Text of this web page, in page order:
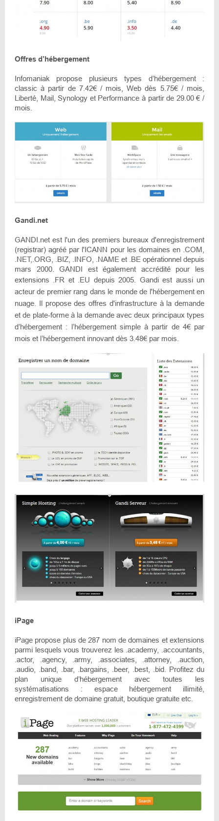
Offres d’hébergement
Infomaniak propose plusieurs types d’hébergement :
classic à partir de 7.42€ / mois, Web dès 5.75€ / mois,
Liberté, Mail, Synology et Performance à partir de 29.00 € /
mois.
Gandi.net
GANDI.net est l'un des premiers bureaux d'enregistrement
(registrar) agréé par l'ICANN pour les domaines en .COM,
.NET,.ORG, .BIZ, .INFO, .NAME et .BE opérationnel depuis
mars 2000. GANDI est également accrédité pour les
extensions .FR et .EU depuis 2005. Gandi est aussi un
acteur de premier rang dans le monde de l'hébergement en
nuage. Il propose des offres d'infrastructure à la demande
et de plate-forme à la demande avec deux principaux types
d’hébergement : l’hébergement simple à partir de 4€ par
mois et l’hébergement innovant dès 3.48€ par mois.
iPage
iPage propose plus de 287 nom de domaines et extensions
parmi lesquels vous trouverez les .academy, .accountants,
.actor, .agency, .army, .associates, .attorney, .auction,
.audio, .band, .bar, .bargains, .beer, .best, .bid. Profitez du
plan unique d’hébergement avec toutes les
systématisations : espace hébergement illimité,
enregistrement de domaine gratuit, boutique gratuite etc.